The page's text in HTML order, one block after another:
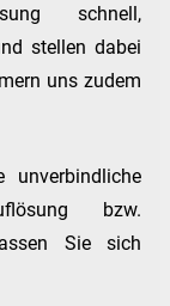
schnell,
stellen dabei
uns zudem
unverbindliche
bzw.
Sie sich